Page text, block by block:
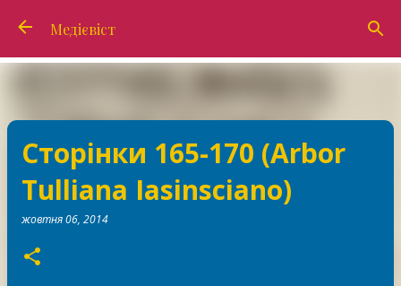
Перейти до основного вмісту
Медієвіст
Сторінки 165-170 (Arbor
Tulliana Iasinsciano)
жовтня 06, 2014